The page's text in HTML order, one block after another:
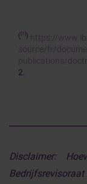
( )
https://
source/fr/
publications/
2.
Disclaimer: